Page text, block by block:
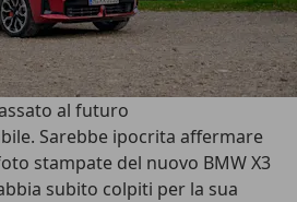
al futuro
Sarebbe ipocrita affermare
stampate del nuovo BMW X3
subito colpiti per la sua